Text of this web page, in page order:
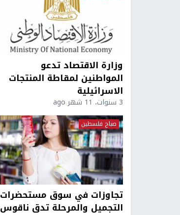
وزارة الاقتصاد تدعو
المواطنين لمقاطة المنتجات
الاسرائيلية
3 سنوات، 11 شهر ago
صباح فلسطين
تجاوزات في سوق مستحضرات
التجميل والمرحلة تدق ناقوس